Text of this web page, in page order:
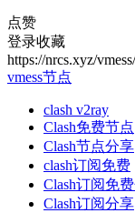
点赞
登录收藏
https://nrcs.xyz/
vmess节点
clash v2ray
Clash免费节点
Clash节点分享
clash订阅免费
Clash订阅免
Clash订阅分享